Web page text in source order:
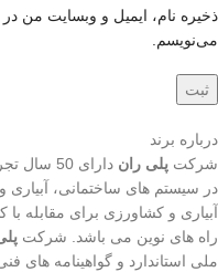
ذخیره نام، ایمیل و وبسایت من
می‌نویسم.
درباره برند
شرکت پلی ران
دارای 50
در سیستم های ساختمانی،
آبیاری و کشاورزی برای مقابله
راه های نوین می باشد. شرکت
ملی استاندارد و گواهینامه های